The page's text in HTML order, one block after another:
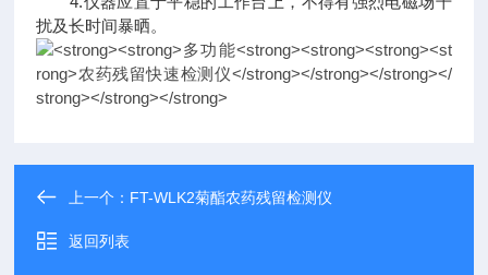
扰及长时间暴晒。
上一个： FT-WLK2菊酯农药残留检测仪
返回列表